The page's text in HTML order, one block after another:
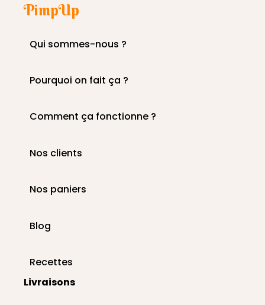
PimpUp
Qui sommes-nous ?
Pourquoi on fait ça ?
Comment ça fonctionne ?
Nos clients
Nos paniers
Blog
Recettes
Livraisons